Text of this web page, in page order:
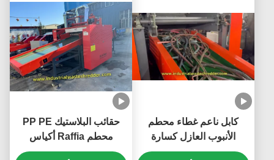
كابل ناعم غطاء محطم
الأنبوب العازل كسارة
الأدوات الصلبة ذات القوة
حقائب البلاستيك PP PE
محطم Raffia أكياس
منسوجة طاحونة أكياس